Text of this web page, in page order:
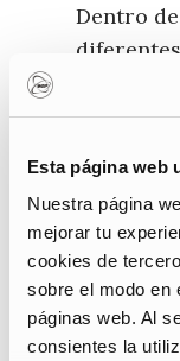
Esta página web
Nuestra página
mejorar tu
cookies de
sobre el modo en
páginas web. Al
consientes la
Dentro
La
Anki es